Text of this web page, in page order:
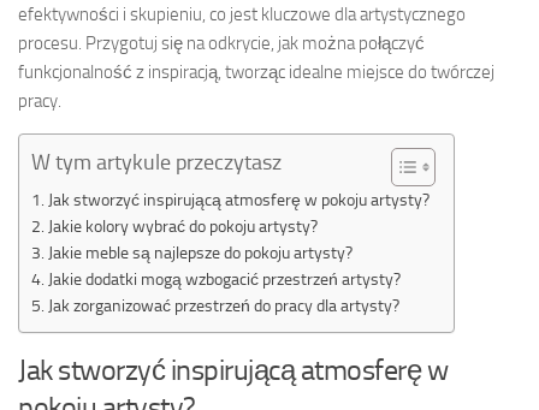
efektywności i skupieniu, co jest kluczowe dla artystycznego
procesu. Przygotuj się na odkrycie, jak można połączyć
funkcjonalność z inspiracją, tworząc idealne miejsce do twórczej
pracy.
W tym artykule przeczytasz
Jak stworzyć inspirującą atmosferę w pokoju artysty?
Jakie kolory wybrać do pokoju artysty?
Jakie meble są najlepsze do pokoju artysty?
Jakie dodatki mogą wzbogacić przestrzeń artysty?
Jak zorganizować przestrzeń do pracy dla artysty?
Jak stworzyć inspirującą atmosferę w